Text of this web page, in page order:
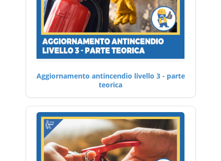
Aggiornamento antincendio livello 3 - parte
teorica